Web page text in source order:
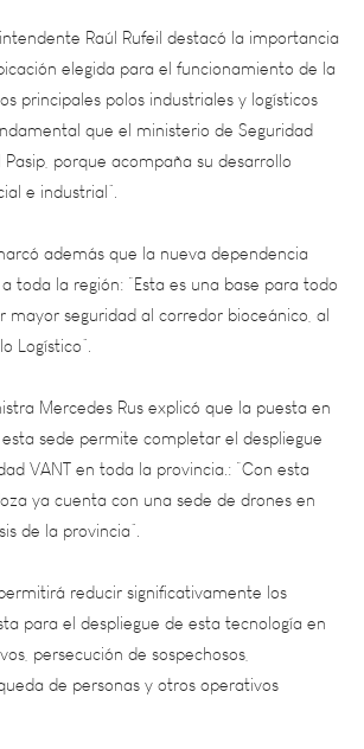
elegida para el funcionamiento de la
polos industriales y logísticos
que el ministerio de Seguridad
porque acompaña su desarrollo
e industrial”.
además que la nueva dependencia
la región: “Esta es una base para todo
seguridad al corredor bioceánico, al
Rus explicó que la puesta en
sede permite completar el despliegue
VANT en toda la provincia.: “Con esta
ya cuenta con una sede de drones en
la provincia”.
reducir significativamente los
el despliegue de esta tecnología en
persecución de sospechosos,
de personas y otros operativos